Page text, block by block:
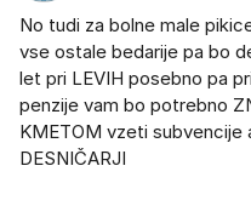
No tudi za bolne male
vse ostale bedarije pa bo
let pri LEVIH posebno pa
penzije vam bo potrebno
KMETOM vzeti subvencije
DESNIČARJI